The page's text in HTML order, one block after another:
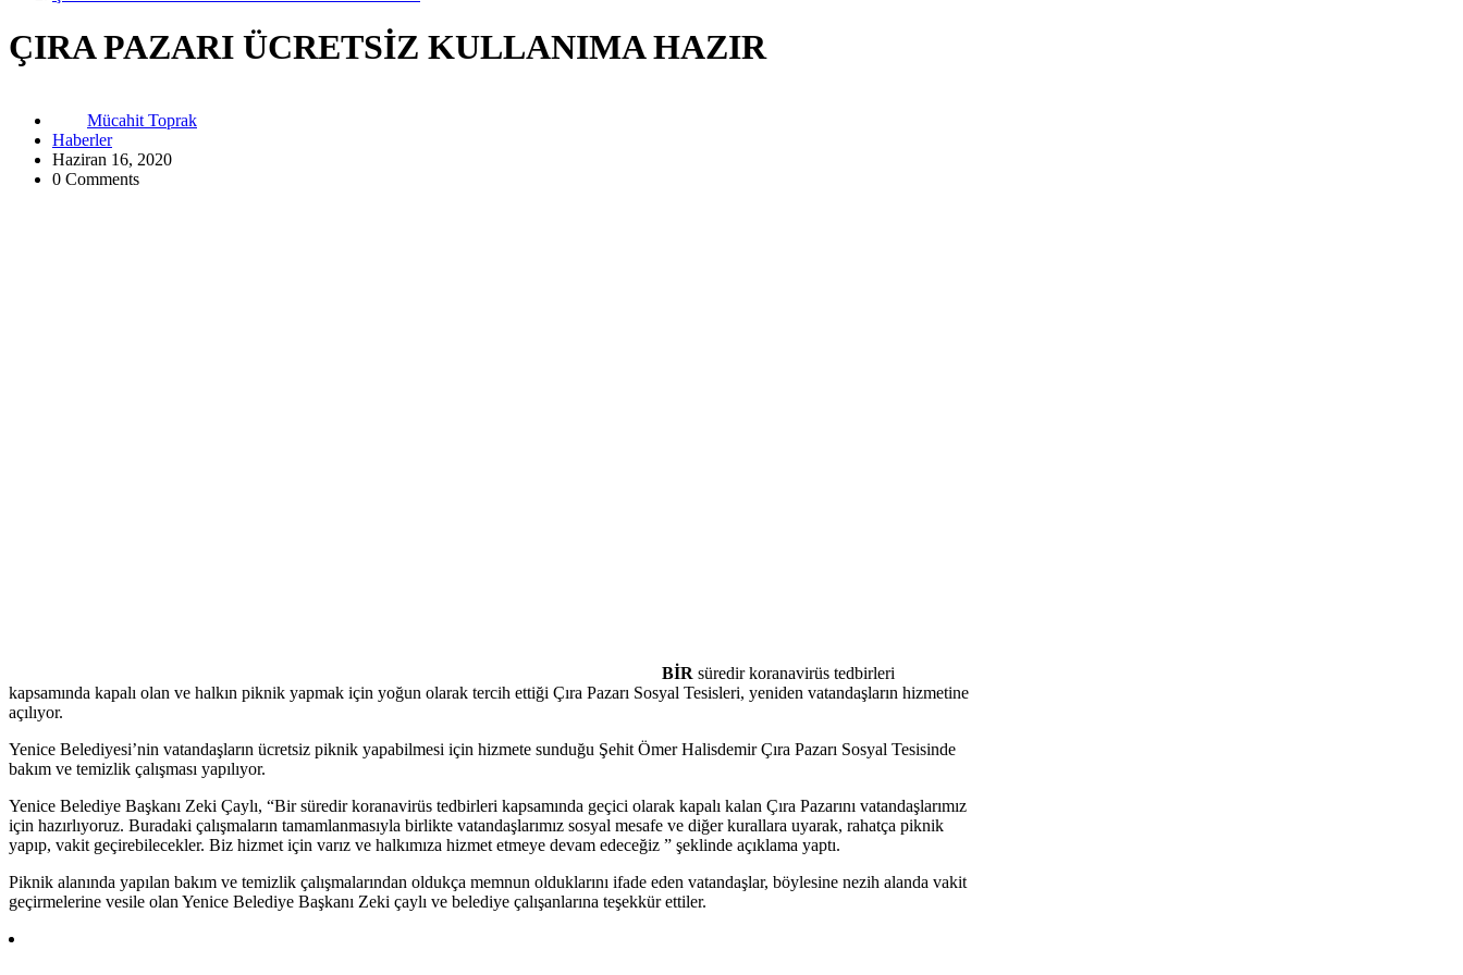
ÇIRA PAZARI ÜCRETSİZ KULLANIMA HAZIR
Mücahit Toprak
Haberler
Haziran 16, 2020
0 Comments
BİR süredir koranavirüs tedbirleri
kapsamında kapalı olan ve halkın piknik yapmak için yoğun olarak tercih ettiği Çıra Pazarı Sosyal Tesisleri, yeniden vatandaşların hizmetine
açılıyor.
Yenice Belediyesi’nin vatandaşların ücretsiz piknik yapabilmesi için hizmete sunduğu Şehit Ömer Halisdemir Çıra Pazarı Sosyal Tesisinde
bakım ve temizlik çalışması yapılıyor.
Yenice Belediye Başkanı Zeki Çaylı, “Bir süredir koranavirüs tedbirleri kapsamında geçici olarak kapalı kalan Çıra Pazarını vatandaşlarımız
için hazırlıyoruz. Buradaki çalışmaların tamamlanmasıyla birlikte vatandaşlarımız sosyal mesafe ve diğer kurallara uyarak, rahatça piknik
yapıp, vakit geçirebilecekler. Biz hizmet için varız ve halkımıza hizmet etmeye devam edeceğiz ” şeklinde açıklama yaptı.
Piknik alanında yapılan bakım ve temizlik çalışmalarından oldukça memnun olduklarını ifade eden vatandaşlar, böylesine nezih alanda vakit
geçirmelerine vesile olan Yenice Belediye Başkanı Zeki çaylı ve belediye çalışanlarına teşekkür ettiler.